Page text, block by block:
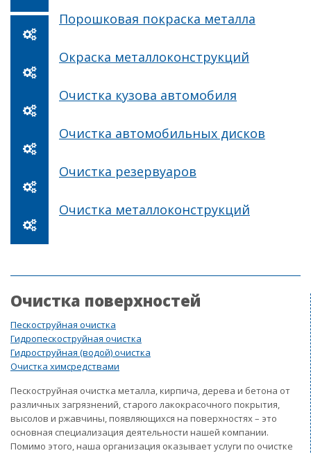
Порошковая покраска металла
Окраска металлоконструкций
Очистка кузова автомобиля
Очистка автомобильных дисков
Очистка резервуаров
Очистка металлоконструкций
Очистка поверхностей
Пескоструйная очистка
Гидропескоструйная очистка
Гидроструйная (водой) очистка
Очистка химсредствами
Пескоструйная очистка металла, кирпича, дерева и бетона от
различных загрязнений, старого лакокрасочного покрытия,
высолов и ржавчины, появляющихся на поверхностях – это
основная специализация деятельности нашей компании.
Помимо этого, наша организация оказывает услуги по очистке